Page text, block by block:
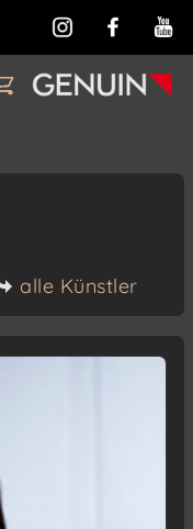
alle Künstler